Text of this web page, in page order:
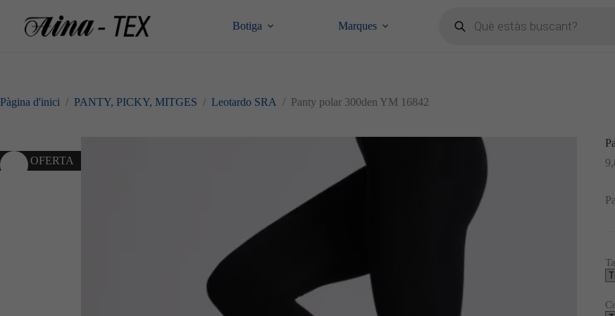
contingut
Botiga Marques
search
Pàgina d'inici / PANTY, PICKY, MITGES / Leotardo SRA / Panty polar 300den YM 16842
10% OFERTA